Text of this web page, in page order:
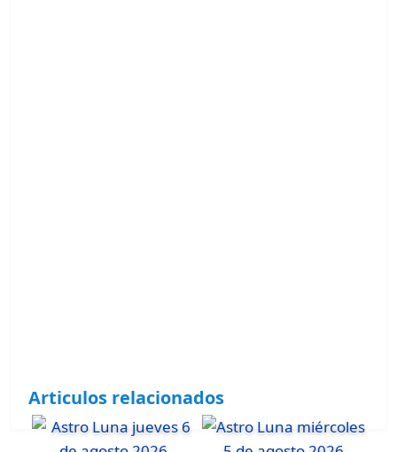
Articulos relacionados